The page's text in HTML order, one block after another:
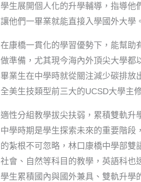
學生展開個人化的升學輔導，指導他
讓他們一畢業就能直接入學國外大學
在康橋一貫化的學習優勢下，能幫
做準備，尤其現今海內外頂尖大學都
畢業生在中學時就從關注減少碳排放
全美生技類型前三大的UCSD大學主
適性分組教學拔尖扶弱，累積雙軌升
中學時期是學生探索未來的重要階段
的紮根不可忽略，林口康橋中學部雙
社會、自然等科目的教學，英語科也
學生累積國內與國外兼具、雙軌升學